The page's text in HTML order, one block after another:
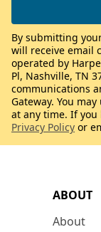
ABOUT
About
By submitting
will receive email
operated by
Pl, Nashville, TN
communications
Gateway. You
at any time. If you
Privacy Policy or